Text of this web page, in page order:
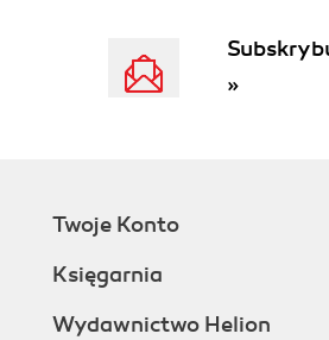
»
Twoje Konto
Księgarnia
Wydawnictwo Helion